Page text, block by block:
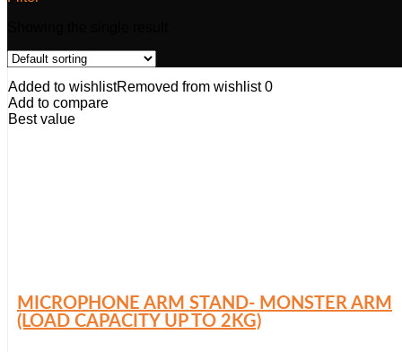
Added to wishlistRemoved from wishlist 0
Add to compare
Best value
MICROPHONE ARM STAND- MONSTER ARM
(LOAD CAPACITY UP TO 2KG)